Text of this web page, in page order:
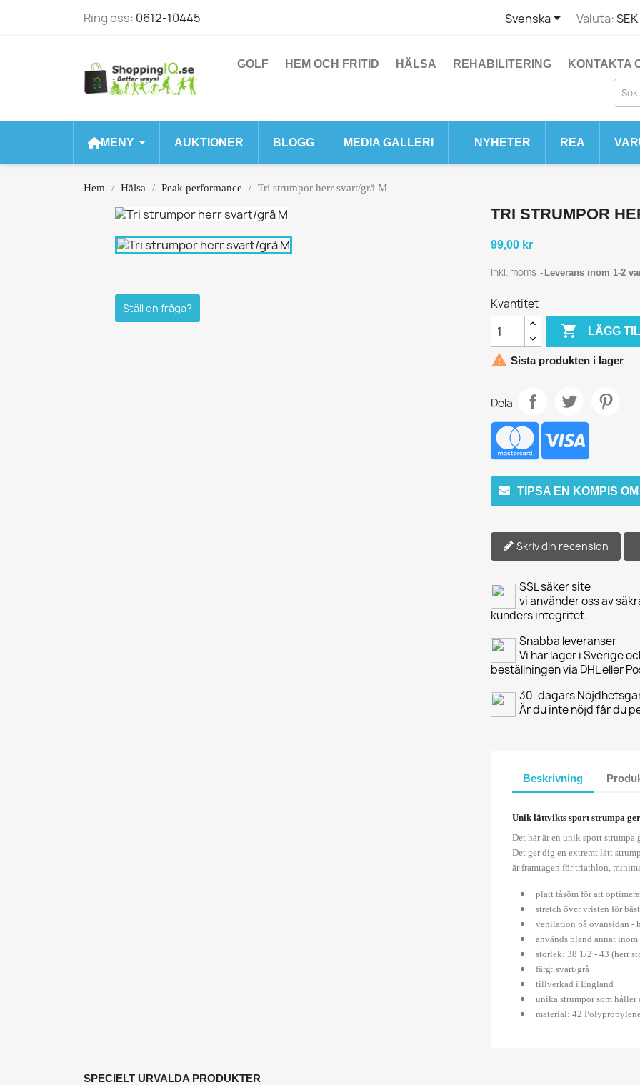
Ring oss: 0612-10445 Svenska Valuta:
GOLF HEM OCH FRITID HÄLSA REHABILITERING KONTAKTA
MENY AUKTIONER BLOGG MEDIA GALLERI NYHETER REA
Hem Hälsa Peak performance Tri strumpor herr svart/grå M
Ställ en fråga?
TRI STRUMPOR
99,00 kr
Inkl. moms Leverans inom 1-2
Kvantitet
 LÄGG
 Sista produkten i lager
Dela
TIPSA EN KOMPIS
Skriv din recension
SSL säker site
vi använder oss av
kunders integritet.
Snabba leveranser
Vi har lager i Sverige
beställningen via DHL eller
30-dagars
Är du inte nöjd får du
Beskrivning
Unik lättvikts sport strumpa
Det här är en unik sport
Det ger dig en extremt lätt
är framtagen för triathlon,
platt tåsöm för att
stretch över vristen för
venilation på ovansidan -
används bland annat
storlek: 38 1/2 - 43 (herr
färg: svart/grå
tillverkad i England
unika strumpor som håller
material: 42
SPECIELT URVALDA PRODUKTER